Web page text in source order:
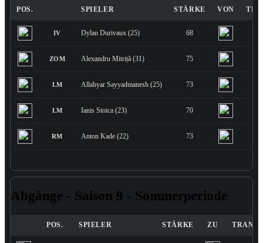
POS. SPIELER STÄRKE VON
IV Dylan Durivaux (25) 68
ZOM Alexandru Mitriță (31) 75
LM Allahyar Sayyadmanesh (25) 73
LM Ianis Stoica (23) 70
RM Anton Kade (22) 73
Abgänge - Saison 9 - Sommerperiode
POS. SPIELER STÄRKE ZU